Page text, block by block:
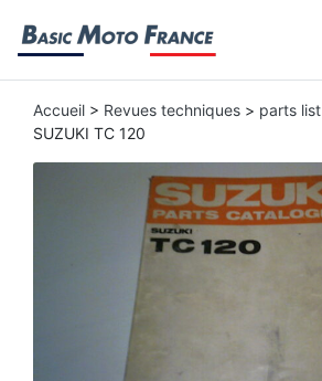
Accueil > Revues techniques > parts list
SUZUKI TC 120